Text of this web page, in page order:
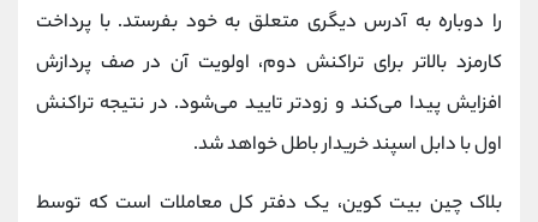
را دوباره به آدرس دیگری متعلق به خود بفرستد. با پرداخت
کارمزد بالاتر برای تراکنش دوم، اولویت آن در صف پردازش
افزایش پیدا می‌کند و زودتر تایید می‌شود. در نتیجه تراکنش
اول با دابل اسپند خریدار باطل خواهد شد.
بلاک چین بیت کوین، یک دفتر کل معاملات است که توسط